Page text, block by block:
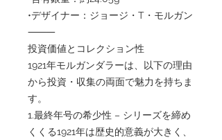
•デザイナー：ジョージ・T・モルガン
⸻
投資価値とコレクション性
1921年モルガンダラーは、以下の理由
から投資・収集の両面で魅力を持ちま
す。
1.最終年号の希少性 – シリーズを締め
くくる1921年は歴史的意義が大きく、